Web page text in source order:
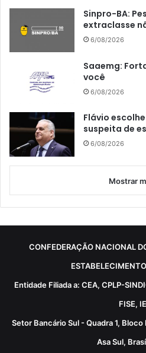
Sinpro-BA:
extraclasse
6/08/2026
Saaemg:
você
6/08/2026
Flávio
suspeita de
6/08/2026
Mostrar
CONFEDERAÇÃO NACIONAL
Entidade Filiada a: CEA, CPLP-
FISE, IE
Setor Bancário Sul - Quadra 1, Bloco
Asa Sul,